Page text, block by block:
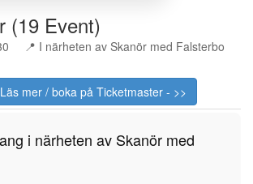
(19 Event)
📍 I närheten av Skanör med Falsterbo
Läs mer / boka på Ticketmaster - >>
i närheten av Skanör med